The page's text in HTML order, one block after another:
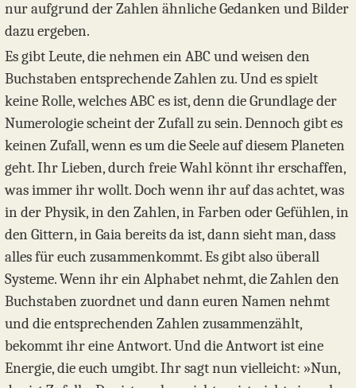
nur aufgrund der Zahlen ähnliche Gedanken und Bilder
dazu ergeben.
Es gibt Leute, die nehmen ein ABC und weisen den
Buchstaben entsprechende Zahlen zu. Und es spielt
keine Rolle, welches ABC es ist, denn die Grundlage der
Numerologie scheint der Zufall zu sein. Dennoch gibt es
keinen Zufall, wenn es um die Seele auf diesem Planeten
geht. Ihr Lieben, durch freie Wahl könnt ihr erschaffen,
was immer ihr wollt. Doch wenn ihr auf das achtet, was
in der Physik, in den Zahlen, in Farben oder Gefühlen, in
den Gittern, in Gaia bereits da ist, dann sieht man, dass
alles für euch zusammenkommt. Es gibt also überall
Systeme. Wenn ihr ein Alphabet nehmt, die Zahlen den
Buchstaben zuordnet und dann euren Namen nehmt
und die entsprechenden Zahlen zusammenzählt,
bekommt ihr eine Antwort. Und die Antwort ist eine
Energie, die euch umgibt. Ihr sagt nun vielleicht: »Nun,